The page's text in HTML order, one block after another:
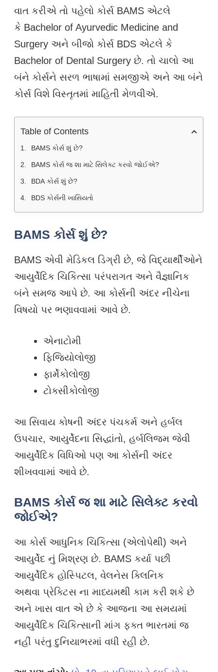
વાત કરીએ તો પહેલો કોર્સ BAMS એટલે
કે Bachelor of Ayurvedic Medicine and
Surgery અને બીજો કોર્સ BDS એટલે કે
Bachelor of Dental Surgery છે. તો ચાલો આ
બંને કોર્સને સરળ ભાષામાં સમજીએ અને આ બંને
કોર્સ વિશે વિસ્તૃતમાં માહિતી મેળવીએ.
Table of Contents
BAMS કોર્સ શું છે?
BAMS કોર્સ જ શા માટે સિલેક્ટ કરવો જોઈએ?
BDA કોર્સ શું છે?
BDS કોર્સની ખાસિયતો
BAMS કોર્સ શું છે?
BAMS એવી મેડિકલ ડિગ્રી છે, જે વિદ્યાર્થીઓને
આયુર્વેદિક ચિકિત્સા પરંપરાગત અને વૈજ્ઞાનિક
બંને સમજ આપે છે. આ કોર્સની અંદર નીચેના
વિષયો પર ભણાવવામાં આવે છે.
એનાટોમી
ફિજિયોલોજી
ફાર્મેકોલોજી
ટોક્સીકોલોજી
આ સિવાય કોષની અંદર પંચકર્મ અને હર્બલ
ઉપચાર, આયુર્વેદના સિદ્ધાંતો, હર્બલિજ્મ જેવી
આયુર્વેદિક વિધિઓ પણ આ કોર્સની અંદર
શીખવવામાં આવે છે.
BAMS કોર્સ જ શા માટે સિલેક્ટ કરવો
જોઈએ?
આ કોર્સ આધુનિક ચિકિત્સા (એલોપેથી) અને
આયુર્વેદ નું મિશ્રણ છે. BAMS કર્યા પછી
આયુર્વેદિક હોસ્પિટલ, વેલનેસ ક્લિનિક
અથવા પ્રેક્ટિસ ના માધ્યમથી કામ કરી શકે છે
અને ખાસ વાત એ છે કે આજના આ સમયમાં
આયુર્વેદિક ચિકિત્સાની માંગ ફક્ત ભારતમાં જ
નહીં પરંતુ દુનિયાભરમાં વધી રહી છે.